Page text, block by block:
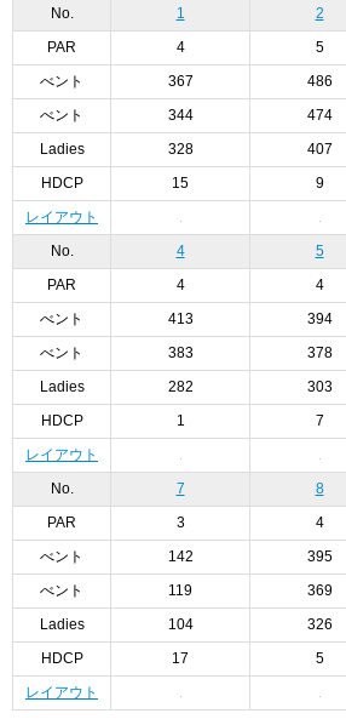
No. 1 2
PAR 4 5
べント 367 486
べント 344 474
Ladies 328 407
HDCP 15 9
レイアウト
No. 4 5
PAR 4 4
べント 413 394
べント 383 378
Ladies 282 303
HDCP 1 7
レイアウト
No. 7 8
PAR 3 4
べント 142 395
べント 119 369
Ladies 104 326
HDCP 17 5
レイアウト